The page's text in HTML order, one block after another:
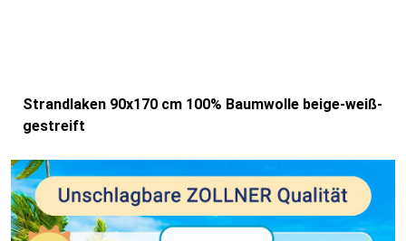
Strandlaken 90x170 cm 100% Baumwolle beige-weiß-
gestreift